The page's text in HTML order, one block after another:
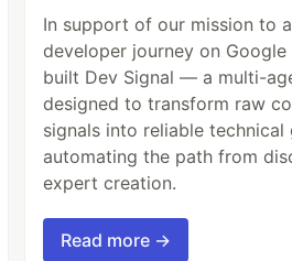
In support of our mission to
developer journey on Google
built Dev Signal — a multi-
designed to transform raw
signals into reliable technical
automating the path from
expert creation.
Read more →